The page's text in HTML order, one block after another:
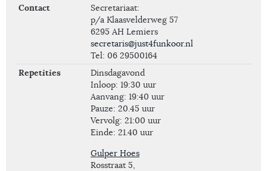
Contact
Secretariaat:
p/a Klaasvelderweg 57
6295 AH Lemiers
secretaris@just4funkoor.nl
Tel: 06 29500164
Repetities
Dinsdagavond
Inloop: 19:30 uur
Aanvang: 19:40 uur
Pauze: 20.45 uur
Vervolg: 21:00 uur
Einde: 21.40 uur
Gulper Hoes
Rosstraat 5,